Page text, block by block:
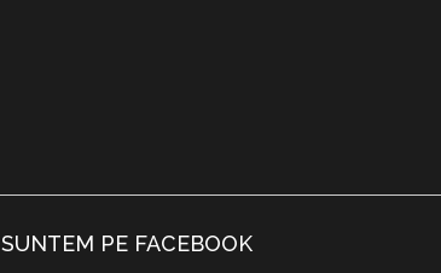
SUNTEM PE FACEBOOK